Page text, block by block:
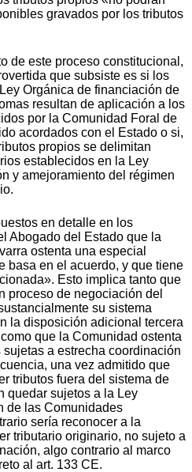
gravados por los tributos
de este proceso constitucional,
que subsiste es si los
Orgánica de financiación de
resultan de aplicación a los
por la Comunidad Foral de
acordados con el Estado o si,
propios se delimitan
establecidos en la Ley
y amejoramiento del régimen
en detalle en los
Abogado del Estado que la
ostenta una especial
basa en el acuerdo, y que tiene
Esto implica tanto que
proceso de negociación del
su sistema
la disposición adicional tercera
que la Comunidad ostenta
a estrecha coordinación
una vez admitido que
tributos fuera del sistema de
quedar sujetos a la Ley
de las Comunidades
sería reconocer a la
tributario originario, no sujeto a
algo contrario al marco
al art. 133 CE.